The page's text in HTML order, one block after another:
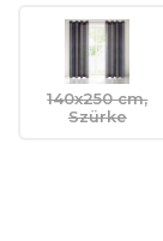
140x250 cm,
Szürke